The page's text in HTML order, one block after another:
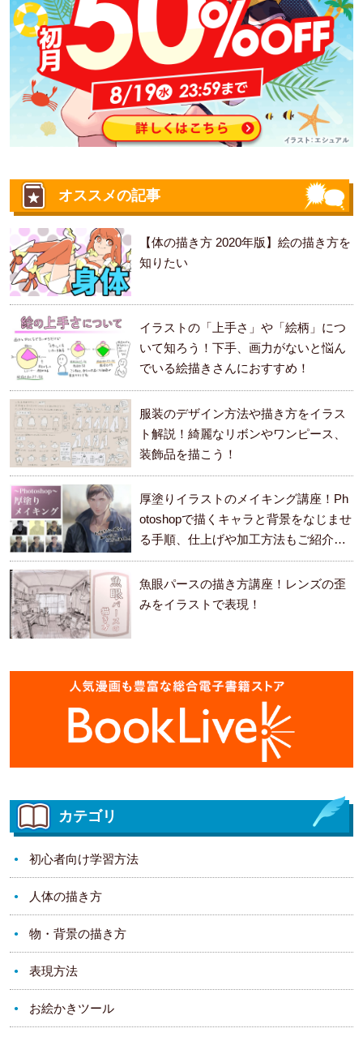
オススメの記事
【体の描き方 2020年版】絵の描き方を
知りたい
イラストの「上手さ」や「絵柄」につ
いて知ろう！下手、画力がないと悩ん
でいる絵描きさんにおすすめ！
服装のデザイン方法や描き方をイラス
ト解説！綺麗なリボンやワンピース、
装飾品を描こう！
厚塗りイラストのメイキング講座！Ph
otoshopで描くキャラと背景をなじませ
る手順、仕上げや加工方法もご紹介し
ます。
魚眼パースの描き方講座！レンズの歪
みをイラストで表現！
カテゴリ
初心者向け学習方法
人体の描き方
物・背景の描き方
表現方法
お絵かきツール